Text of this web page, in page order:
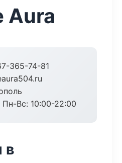
Aura
365-74-81
Пн-Вс: 10:00-22:00
в